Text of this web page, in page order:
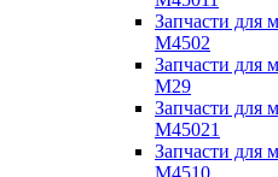
Запчасти для
M4502
Запчасти для
M29
Запчасти для
M45021
Запчасти для
M4510